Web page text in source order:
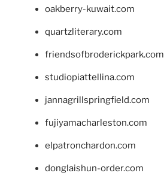
oakberry-kuwait.com
quartzliterary.com
friendsofbroderickpark.com
studiopiattellina.com
jannagrillspringfield.com
fujiyamacharleston.com
elpatronchardon.com
donglaishun-order.com